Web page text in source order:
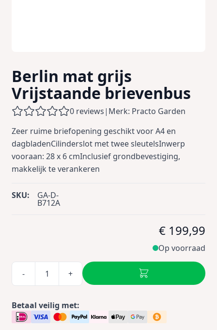
Berlin mat grijs
Vrijstaande brievenbus
0 reviews| Merk: Practo Garden
Zeer ruime briefopening geschikt voor A4 en
dagbladenCilinderslot met twee sleutelsInwerp
vooraan: 28 x 6 cmInclusief grondbevestiging,
makkelijk te verankeren
SKU: GA-D-
B712A
€ 199,99
Op voorraad
- +
Betaal veilig met: